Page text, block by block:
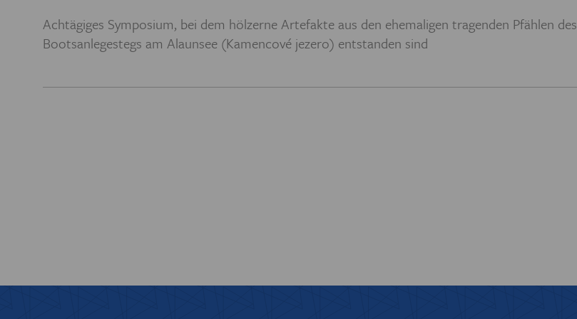
PREIS DER EUROREGION
BIBLIOTHEK
Achtägiges Symposium, bei dem hölzerne Artefakte aus den ehemaligen tragenden Pfählen des
Bootsanlegestegs am Alaunsee (Kamencové jezero) entstanden sind